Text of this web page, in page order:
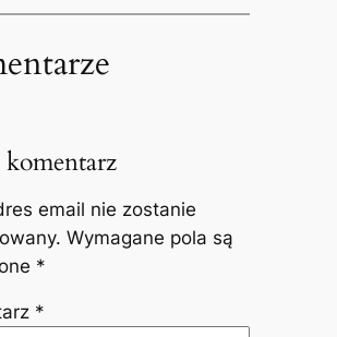
email nie zostanie
Wymagane pola są
*
*